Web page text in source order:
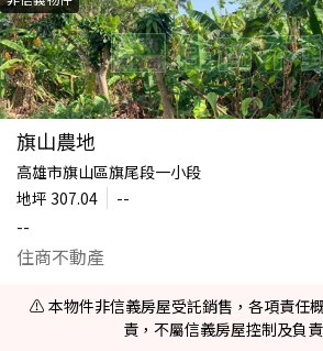
旗山農地
高雄市旗山區旗尾段一小段
地坪 307.04
--
--
住商不動產
⚠️ 本物件非信義房屋受託銷售，各項責任
責，不屬信義房屋控制及負